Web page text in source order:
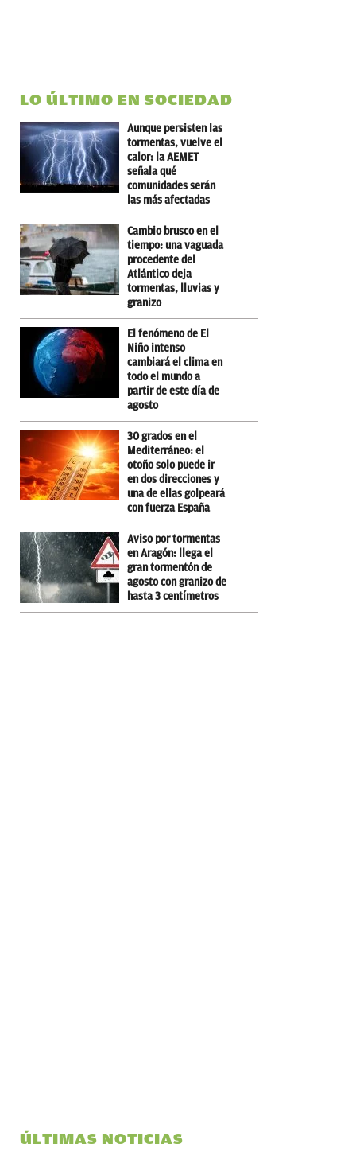
LO ÚLTIMO EN SOCIEDAD
Aunque persisten las
tormentas, vuelve el
calor: la AEMET
señala qué
comunidades serán
las más afectadas
Cambio brusco en el
tiempo: una vaguada
procedente del
Atlántico deja
tormentas, lluvias y
granizo
El fenómeno de El
Niño intenso
cambiará el clima en
todo el mundo a
partir de este día de
agosto
30 grados en el
Mediterráneo: el
otoño solo puede ir
en dos direcciones y
una de ellas golpeará
con fuerza España
Aviso por tormentas
en Aragón: llega el
gran tormentón de
agosto con granizo de
hasta 3 centímetros
ÚLTIMAS NOTICIAS